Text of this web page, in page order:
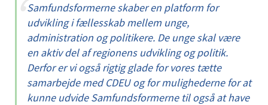
Samfundsformerne skaber en platform for
udvikling i fællesskab mellem unge,
administration og politikere. De unge skal være
en aktiv del af regionens udvikling og politik.
Derfor er vi også rigtig glade for vores tætte
samarbejde med CDEU og for mulighederne for at
kunne udvide Samfundsformerne til også at have